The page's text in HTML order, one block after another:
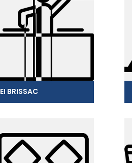
EI BRISSAC